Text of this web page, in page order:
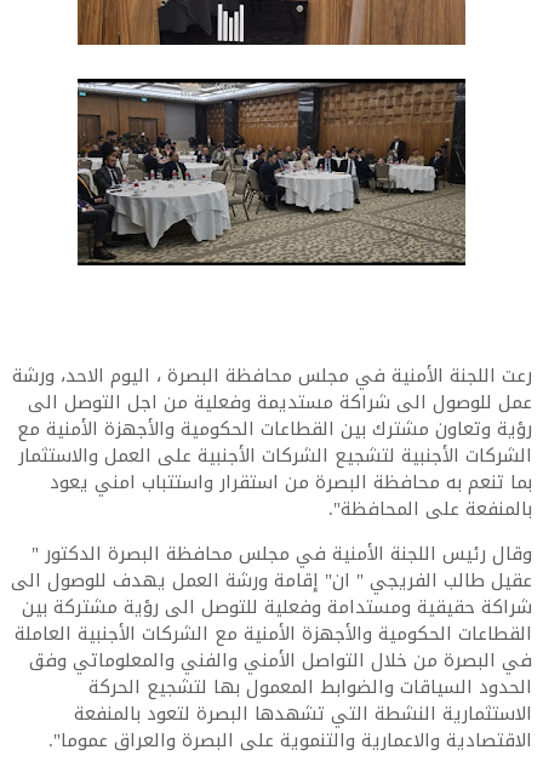
رعت اللجنة الأمنية في مجلس محافظة البصرة ، اليوم الاحد، ورشة
عمل للوصول الى شراكة مستديمة وفعلية من اجل التوصل الى
رؤية وتعاون مشترك بين القطاعات الحكومية والأجهزة الأمنية مع
الشركات الأجنبية لتشجيع الشركات الأجنبية على العمل والاستثمار
بما تنعم به محافظة البصرة من استقرار واستتباب امني يعود
بالمنفعة على المحافظة".
وقال رئيس اللجنة الأمنية في مجلس محافظة البصرة الدكتور "
عقيل طالب الفريجي " ان" إقامة ورشة العمل يهدف للوصول الى
شراكة حقيقية ومستدامة وفعلية للتوصل الى رؤية مشتركة بين
القطاعات الحكومية والأجهزة الأمنية مع الشركات الأجنبية العاملة
في البصرة من خلال التواصل الأمني والفني والمعلوماتي وفق
الحدود السياقات والضوابط المعمول بها لتشجيع الحركة
الاستثمارية النشطة التي تشهدها البصرة لتعود بالمنفعة
الاقتصادية والاعمارية والتنموية على البصرة والعراق عموما".